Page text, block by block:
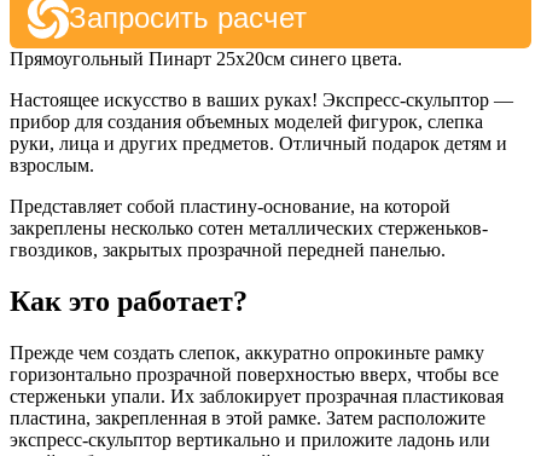
Запросить расчет
Прямоугольный Пинарт 25х20см синего цвета.
Настоящее искусство в ваших руках! Экспресс-скульптор —
прибор для создания объемных моделей фигурок, слепка
руки, лица и других предметов. Отличный подарок детям и
взрослым.
Представляет собой пластину-основание, на которой
закреплены несколько сотен металлических стерженьков-
гвоздиков, закрытых прозрачной передней панелью.
Как это работает?
Прежде чем создать слепок, аккуратно опрокиньте рамку
горизонтально прозрачной поверхностью вверх, чтобы все
стерженьки упали. Их заблокирует прозрачная пластиковая
пластина, закрепленная в этой рамке. Затем расположите
экспресс-скульптор вертикально и приложите ладонь или